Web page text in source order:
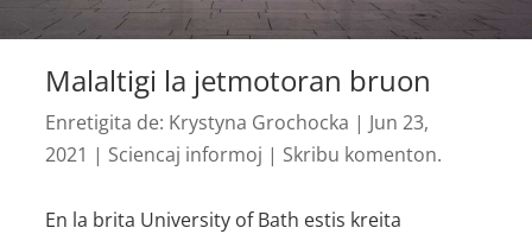
Malaltigi la jetmotoran bruon
Enretigita de: Krystyna Grochocka | Jun 23,
2021 | Sciencaj informoj | Skribu komenton.
En la brita University of Bath estis kreita